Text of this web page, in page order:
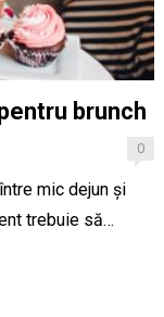
brunch
0
mic dejun și
trebuie să…